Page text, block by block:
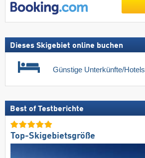
Dieses Skigebiet online buchen
Günstige Unterkünfte/Hotels
Best of Testberichte
Top-Skigebietsgröße